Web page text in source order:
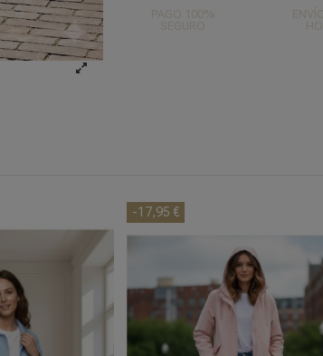
PAGO 100%
SEGURO
-17,95 €